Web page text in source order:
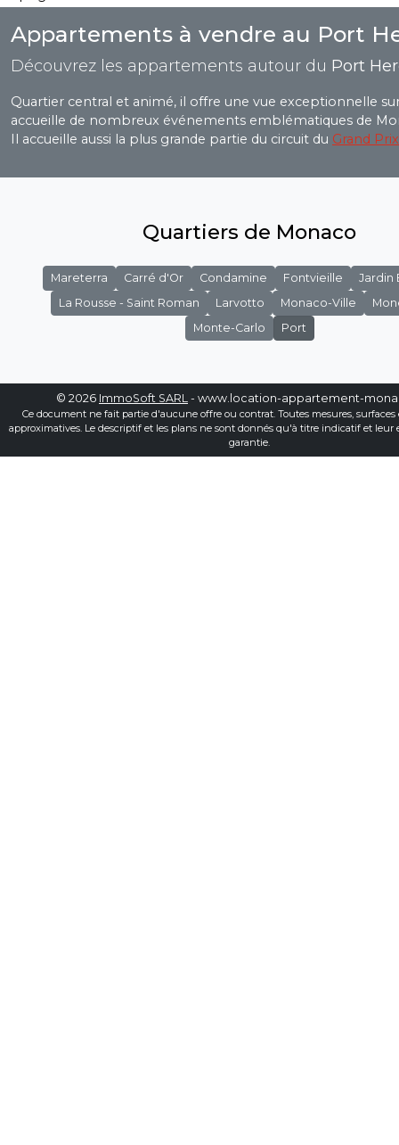
Appartements à vendre au Port
Découvrez les appartements autour du Port
Quartier central et animé, il offre une vue exceptionnelle
accueille de nombreux événements emblématiques de
Il accueille aussi la plus grande partie du circuit du Grand
Quartiers de Monaco
Mareterra Carré d'Or Condamine Fontvieille
Jardin
La Rousse - Saint Roman
Larvotto Monaco-Ville
Monte-Carlo
Port
© 2026 ImmoSoft SARL - www.location-appartement-
Ce document ne fait partie d'aucune offre ou contrat. Toutes mesures, surfaces
approximatives. Le descriptif et les plans ne sont donnés qu'à titre indicatif et leur
garantie.